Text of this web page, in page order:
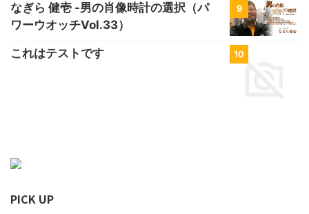
9
なぎら 健壱 -男の肖像時計の選択（パ
ワーウオッチVol.33）
10
これはテストです
PICK UP